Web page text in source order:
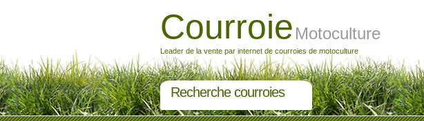
Courroie Motoculture
Leader de la vente par internet de courroies de motoculture
Recherche courroies